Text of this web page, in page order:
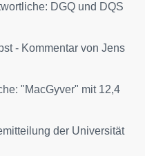
DGQ und DQS
- Kommentar von Jens
"MacGyver" mit 12,4
der Universität